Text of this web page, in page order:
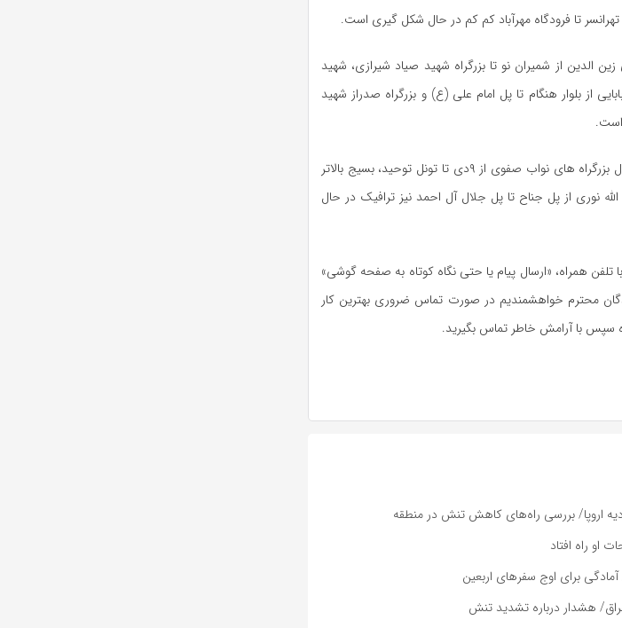
تا فرودگاه مهرآباد کم کم در حال شکل گیری است.
الدین از شمیران نو تا بزرگراه شهید صیاد شیرازی، شهید
از بلوار هنگام تا پل امام علی (ع) و بزرگراه صدراز شهید
رئیس مرکز اطلاع رسانی گفت: مسیر جنوب به شمال بزرگراه های نواب صفوی از ۹دی تا تونل توحید، بسیج بالاتر
نوری از پل جناح تا پل جلال آل احمد نیز ترافیک در حال
همراه، «ارسال پیام یا حتی نگاه کوتاه به صفحه گوشی»
محترم خواهشمندیم در صورت تماس ضروری بهترین کار
سپس با آرامش خاطر تماس بگیرید.
اروپا/ بررسی راه‌های کاهش تنش در منطقه
او راه افتاد
برای اوج سفر‌های اربعین
هشدار درباره تشدید تنش